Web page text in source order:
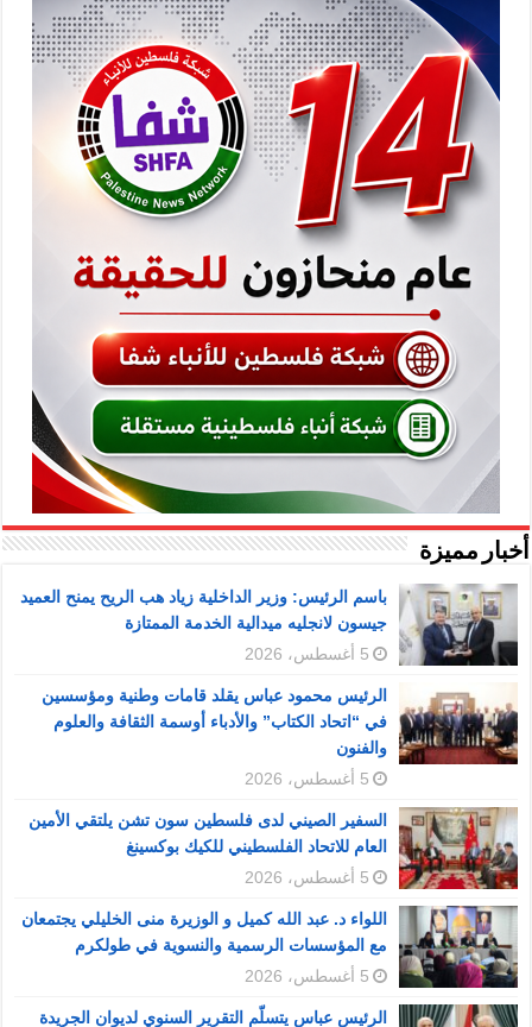
أخبار مميزة
باسم الرئيس: وزير الداخلية زياد هب الريح يمنح العميد
جيسون لانجليه ميدالية الخدمة الممتازة
5 أغسطس، 2026
الرئيس محمود عباس يقلد قامات وطنية ومؤسسين
في “اتحاد الكتاب” والأدباء أوسمة الثقافة والعلوم
والفنون
5 أغسطس، 2026
السفير الصيني لدى فلسطين سون تشن يلتقي الأمين
العام للاتحاد الفلسطيني للكيك بوكسينغ
5 أغسطس، 2026
اللواء د. عبد الله كميل و الوزيرة منى الخليلي يجتمعان
مع المؤسسات الرسمية والنسوية في طولكرم
5 أغسطس، 2026
الرئيس عباس يتسلّم التقرير السنوي لديوان الجريدة